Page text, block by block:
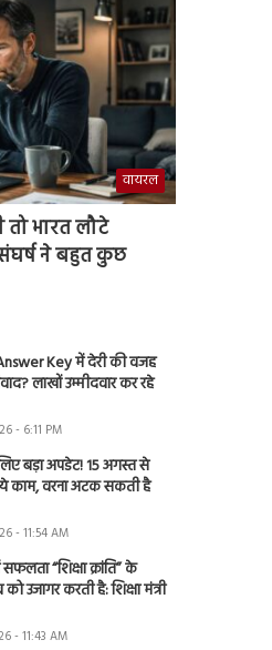
वायरल
तो भारत लौटे
ने बहुत कुछ
Key में देरी की वजह
लाखों उम्मीदवार कर रहे
- 6:11 PM
बड़ा अपडेट! 15 अगस्त से
काम, वरना अटक सकती है
- 11:54 AM
सफलता “शिक्षा क्रांति” के
को उजागर करती है: शिक्षा मंत्री
- 11:43 AM